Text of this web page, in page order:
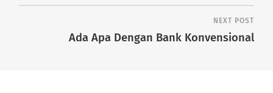
NEXT POST
Ada Apa Dengan Bank Konvensional